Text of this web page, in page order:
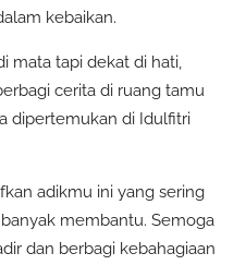
kebaikan.
mata tapi dekat di hati,
cerita di ruang tamu
dipertemukan di Idulfitri
adikmu ini yang sering
membantu. Semoga
dan berbagi kebahagiaan